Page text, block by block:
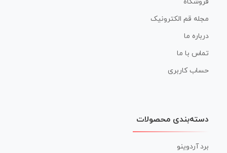
مجله قم الکترونیک
درباره ما
تماس با ما
حساب کاربری
دسته‌بندی محصولات
برد آردوینو